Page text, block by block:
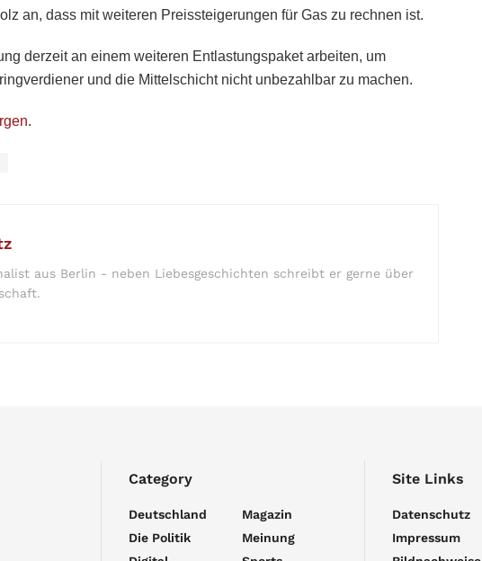
an, dass mit weiteren Preissteigerungen für Gas zu rechnen ist.
derzeit an einem weiteren Entlastungspaket arbeiten, um
und die Mittelschicht nicht unbezahlbar zu machen.
.
aus Berlin - neben Liebesgeschichten schreibt er gerne über
Category
Deutschland
Die Politik
Magazin
Meinung
Site Links
Datenschutz
Impressum